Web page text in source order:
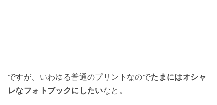
ですが、いわゆる普通のプリントなのでたまにはオシャ
レなフォトブックにしたいなと。